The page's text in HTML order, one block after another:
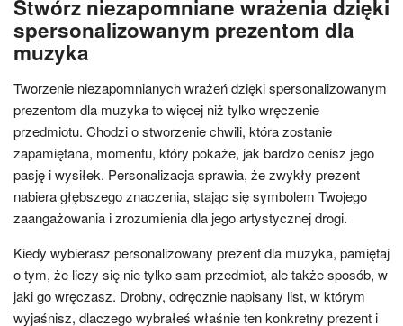
Stwórz niezapomniane wrażenia dzięki
spersonalizowanym prezentom dla
muzyka
Tworzenie niezapomnianych wrażeń dzięki spersonalizowanym
prezentom dla muzyka to więcej niż tylko wręczenie
przedmiotu. Chodzi o stworzenie chwili, która zostanie
zapamiętana, momentu, który pokaże, jak bardzo cenisz jego
pasję i wysiłek. Personalizacja sprawia, że zwykły prezent
nabiera głębszego znaczenia, stając się symbolem Twojego
zaangażowania i zrozumienia dla jego artystycznej drogi.
Kiedy wybierasz personalizowany prezent dla muzyka, pamiętaj
o tym, że liczy się nie tylko sam przedmiot, ale także sposób, w
jaki go wręczasz. Drobny, odręcznie napisany list, w którym
wyjaśnisz, dlaczego wybrałeś właśnie ten konkretny prezent i